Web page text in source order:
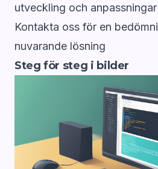
utveckling och anpassningar
Kontakta oss för en
nuvarande lösning
Steg för steg i bilder